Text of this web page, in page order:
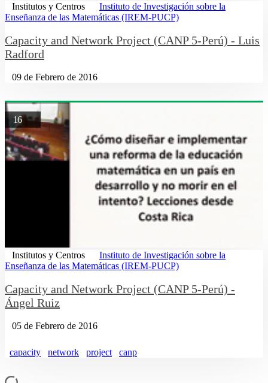
Institutos y Centros
Instituto de Investigación sobre la
Enseñanza de las Matemáticas (IREM-PUCP)
Capacity and Network Project (CANP 5-Perú) - Luis
Radford
09 de Febrero de 2016
16
Institutos y Centros
Instituto de Investigación sobre la
Enseñanza de las Matemáticas (IREM-PUCP)
Capacity and Network Project (CANP 5-Perú) -
Ángel Ruiz
05 de Febrero de 2016
capacity network project canp